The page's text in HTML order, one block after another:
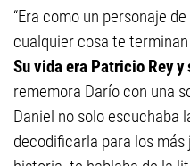
“Era como un personaje
cualquier cosa te
Su vida era Patricio Rey
rememora Darío con una
Daniel no solo escuchaba
decodificarla para los más